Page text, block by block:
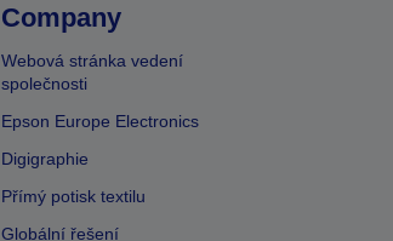
Company
Webová stránka vedení
společnosti
Epson Europe Electronics
Digigraphie
Přímý potisk textilu
Globální řešení